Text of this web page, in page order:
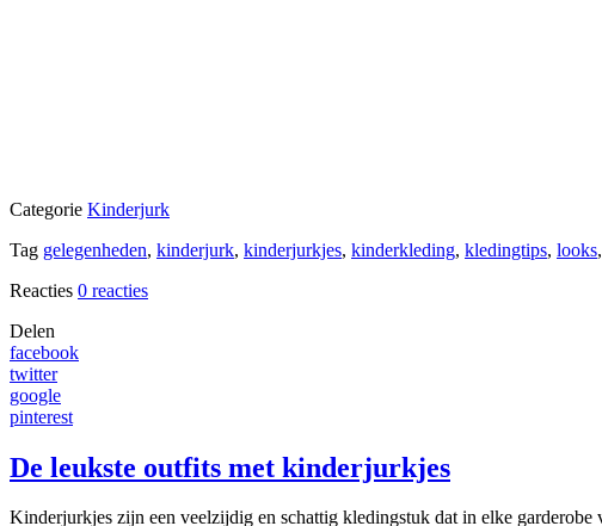
Categorie Kinderjurk
Tag gelegenheden, kinderjurk, kinderjurkjes, kinderkleding, kledingtips, looks,
Reacties 0 reacties
Delen
facebook
twitter
google
pinterest
De leukste outfits met kinderjurkjes
Kinderjurkjes zijn een veelzijdig en schattig kledingstuk dat in elke garderobe